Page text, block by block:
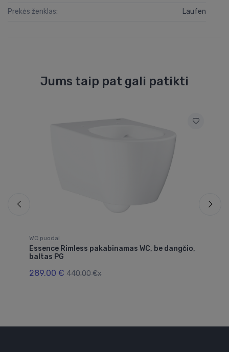
Prekės ženklas: Laufen
Jums taip pat gali patikti
WC puodai
Essence Rimless pakabinamas WC, be dangčio,
baltas PG
289.00 € 440.00 €x